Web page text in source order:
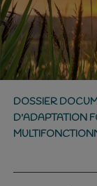
DOSSIER
D'ADAPTATION